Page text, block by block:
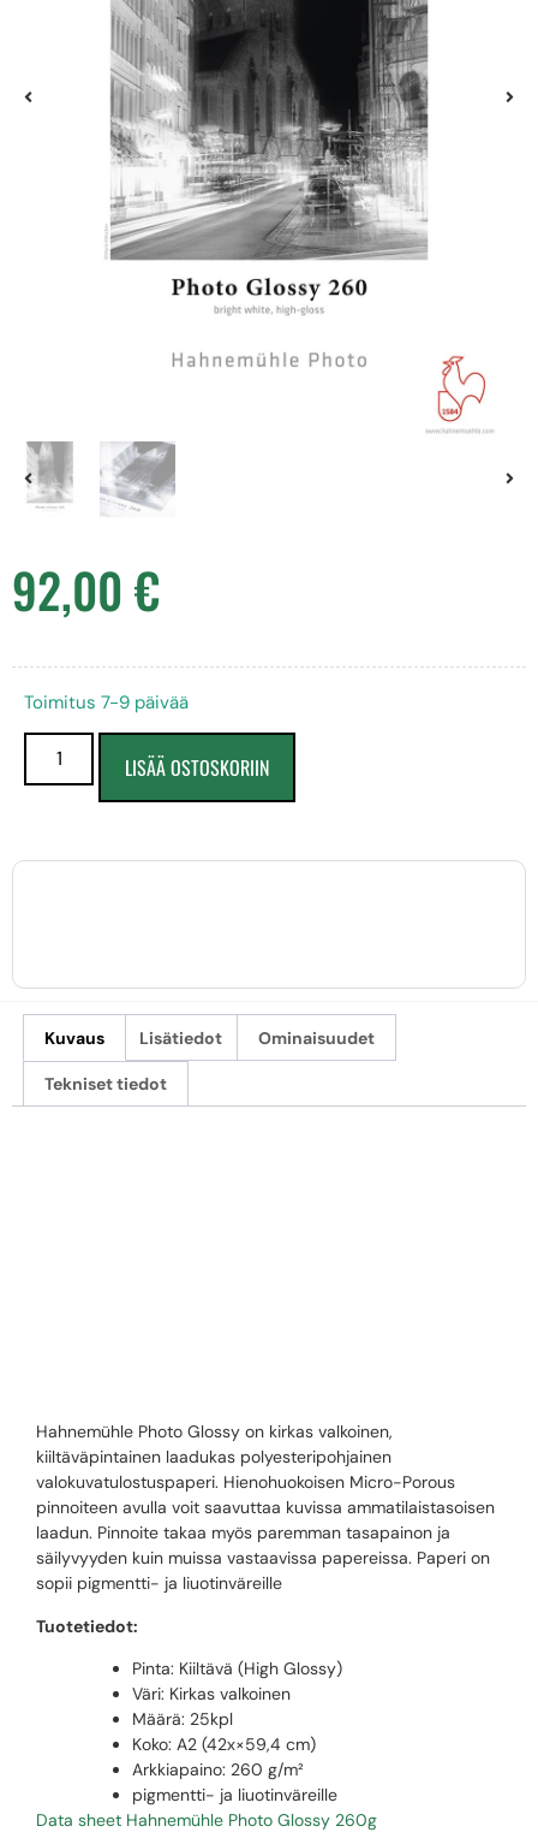
92,00€
Toimitus 7-9 päivää
LISÄÄ OSTOSKORIIN
Kuvaus Lisätiedot Ominaisuudet
Tekniset tiedot
Hahnemühle Photo Glossy on kirkas valkoinen,
kiiltäväpintainen laadukas polyesteripohjainen
valokuvatulostuspaperi. Hienohuokoisen Micro-Porous
pinnoiteen avulla voit saavuttaa kuvissa ammatilaistasoisen
laadun. Pinnoite takaa myös paremman tasapainon ja
säilyvyyden kuin muissa vastaavissa papereissa. Paperi on
sopii pigmentti- ja liuotinväreille
Tuotetiedot:
Pinta: Kiiltävä (High Glossy)
Väri: Kirkas valkoinen
Määrä: 25kpl
Koko: A2 (42x×59,4 cm)
Arkkiapaino: 260 g/m²
pigmentti- ja liuotinväreille
Data sheet Hahnemühle Photo Glossy 260g